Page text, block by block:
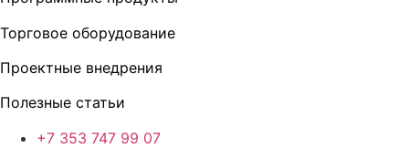
Торговое оборудование
Проектные внедрения
Полезные статьи
+7 353 747 99 07